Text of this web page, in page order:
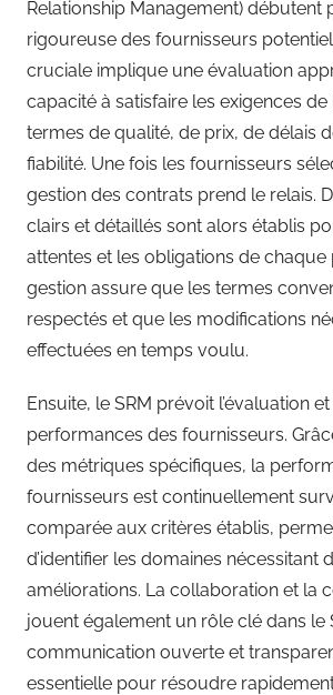
Relationship Management) débutent
rigoureuse des fournisseurs
cruciale implique une évaluation
capacité à satisfaire les exigences de
termes de qualité, de prix, de délais
fiabilité. Une fois les fournisseurs
gestion des contrats prend le relais.
clairs et détaillés sont alors établis
attentes et les obligations de chaque
gestion assure que les termes
respectés et que les modifications
effectuées en temps voulu.
Ensuite, le SRM prévoit l’évaluation
performances des fournisseurs.
des métriques spécifiques, la
fournisseurs est continuellement
comparée aux critères établis,
d’identifier les domaines nécessitant
améliorations. La collaboration et la
jouent également un rôle clé dans le
communication ouverte et
essentielle pour résoudre